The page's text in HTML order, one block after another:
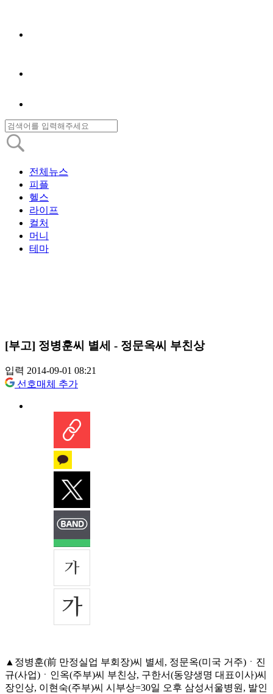
전체뉴스
피플
헬스
라이프
컬처
머니
테마
[부고] 정병훈씨 별세 - 정문옥씨 부친상
입력 2014-09-01 08:21
선호매체 추가
▲정병훈(前 만정실업 부회장)씨 별세, 정문옥(미국 거주)ㆍ진
규(사업)ㆍ인옥(주부)씨 부친상, 구한서(동양생명 대표이사)씨
장인상, 이현숙(주부)씨 시부상=30일 오후 삼성서울병원, 발인